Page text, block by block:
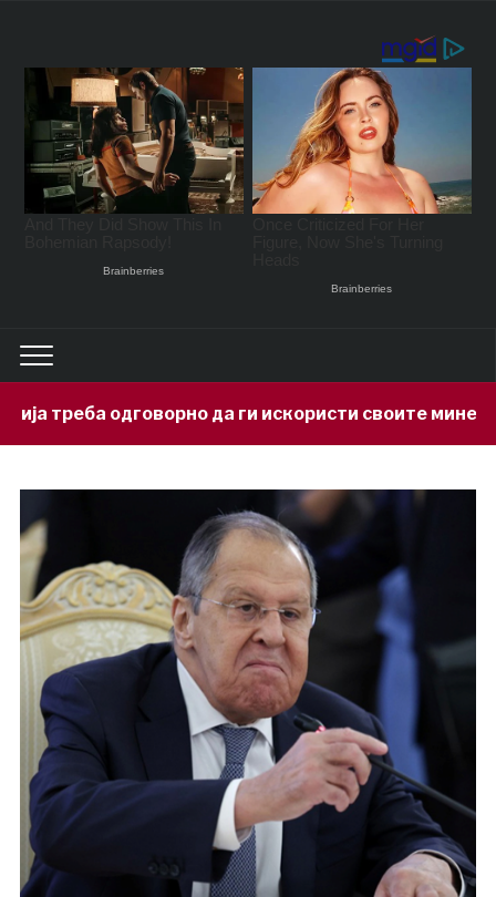
да ги искористи своите минерални богатства